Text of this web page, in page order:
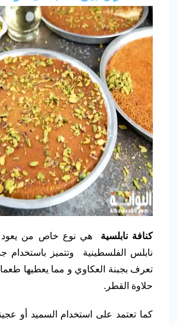
كنافة نابلسية هي نوع خاص من يعود
نابلس الفلسطينية وتتميز باستخدام
تعرف بجبنة العكاوي و مما يعطيها طعما
حلاوة القطر.
كما تعتمد على استخدام السميد أو